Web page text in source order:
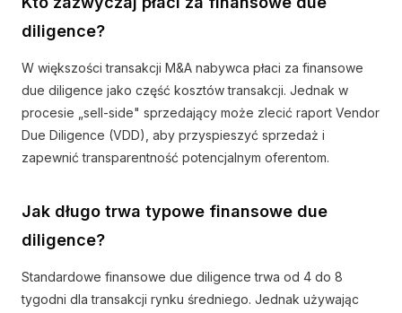
diligence?
W większości transakcji M&A nabywca płaci za finansowe
due diligence jako część kosztów transakcji. Jednak w
procesie „sell-side" sprzedający może zlecić raport Vendor
Due Diligence (VDD), aby przyspieszyć sprzedaż i
zapewnić transparentność potencjalnym oferentom.
Jak długo trwa typowe finansowe due
diligence?
Standardowe finansowe due diligence trwa od 4 do 8
tygodni dla transakcji rynku średniego. Jednak używając